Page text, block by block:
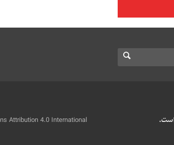
Attribution 4.0 International